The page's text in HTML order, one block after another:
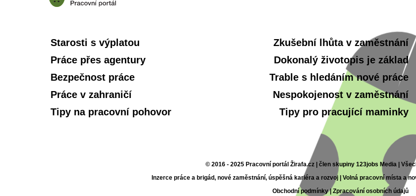
Starosti s výplatou
Práce přes agentury
Bezpečnost práce
Práce v zahraničí
Tipy na pracovní pohovor
Zkušební lhůta v zaměstnání
Dokonalý životopis je základ
Trable s hledáním nové práce
Nespokojenost v zaměstnání
Tipy pro pracující maminky
© 2016 - 2025 Pracovní portál Žirafa.cz | člen skupiny 123jobs Media |
Inzerce práce a brigád, nové zaměstnání, úspěšná kariéra a rozvoj | Volná pracovní místa a
Obchodní podmínky| Zpracování osobních údajů